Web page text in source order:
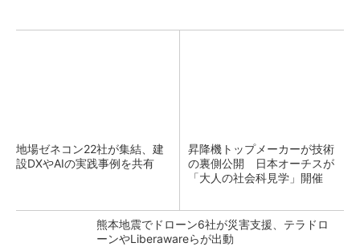
地場ゼネコン22社が集結、建
設DXやAIの実践事例を共有
昇降機トップメーカーが技術
の裏側公開 日本オーチスが
「大人の社会科見学」開催
熊本地震でドローン6社が災害支援、テラドロ
ーンやLiberawareらが出動